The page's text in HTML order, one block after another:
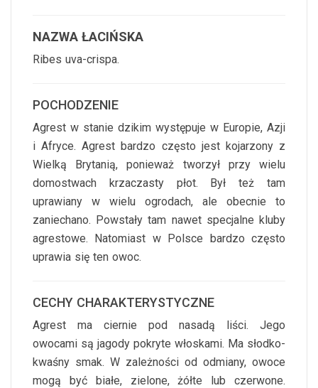
NAZWA ŁACIŃSKA
Ribes uva-crispa.
POCHODZENIE
Agrest w stanie dzikim występuje w Europie, Azji
i Afryce. Agrest bardzo często jest kojarzony z
Wielką Brytanią, ponieważ tworzył przy wielu
domostwach krzaczasty płot. Był też tam
uprawiany w wielu ogrodach, ale obecnie to
zaniechano. Powstały tam nawet specjalne kluby
agrestowe. Natomiast w Polsce bardzo często
uprawia się ten owoc.
CECHY CHARAKTERYSTYCZNE
Agrest ma ciernie pod nasadą liści. Jego
owocami są jagody pokryte włoskami. Ma słodko-
kwaśny smak. W zależności od odmiany, owoce
mogą być białe, zielone, żółte lub czerwone.